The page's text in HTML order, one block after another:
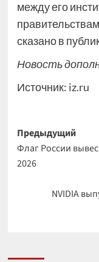
между его
сказано в
Новость
Источник: iz.ru
Навигация
записи
Предыдущий
Флаг России
2026
NVIDIA